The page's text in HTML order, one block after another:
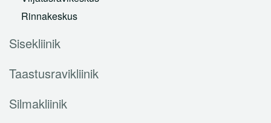
Rinnakeskus
Sisekliinik
Taastusravikliinik
Silmakliinik
noortele)
Naistearsti vastuvõtt
Vastuvõtt uriinipidamatuse probleemiga naistele
Ämmaemanda vastuvõtt rasedatele (raseduse